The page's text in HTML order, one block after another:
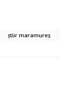
știir maramureș